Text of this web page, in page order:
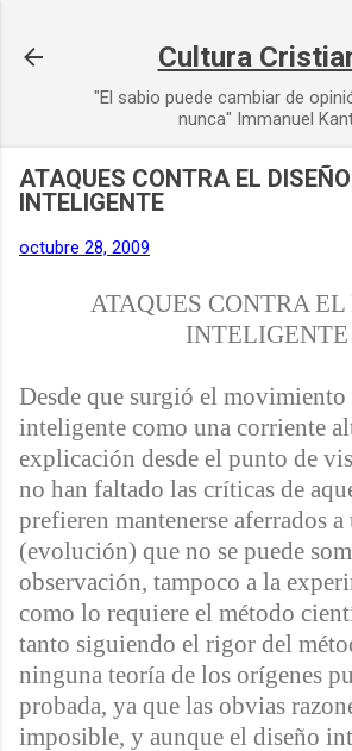
Cultura
"El sabio puede cambiar de
nunca" Immanuel
ATAQUES CONTRA EL DISEÑO
INTELIGENTE
octubre 28, 2009
ATAQUES CONTRA
INTELIGENTE
Desde que surgió el movimiento
inteligente como una corriente
explicación desde el punto de
no han faltado las críticas de
prefieren mantenerse aferrados a
(evolución) que no se puede
observación, tampoco a la
como lo requiere el método
tanto siguiendo el rigor del
ninguna teoría de los orígenes
probada, ya que las obvias
imposible, y aunque el diseño